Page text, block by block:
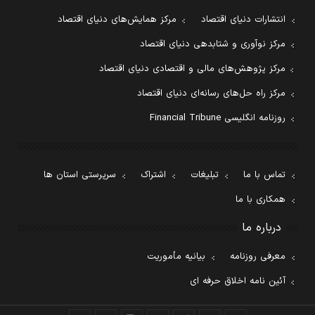
انتشارات دنیای اقتصاد
مرکز همایش‌های دنیای اقتصاد
مرکز نوآوری و شتابدهی دنیای اقتصاد
مرکز پژوهش‌های مالی و اقتصادی دنیای اقتصاد
مرکز راه حل‌های رسانه‌ای دنیای اقتصاد
روزنامه انگلیسی Financial Tribune
تماس با ما تبلیغات اشتراک
سرپرستی استان ها
همکاری با ما
درباره ما
معرفی روزنامه
بیانیه مأموریت
آئین نامه اخلاق حرفه ای